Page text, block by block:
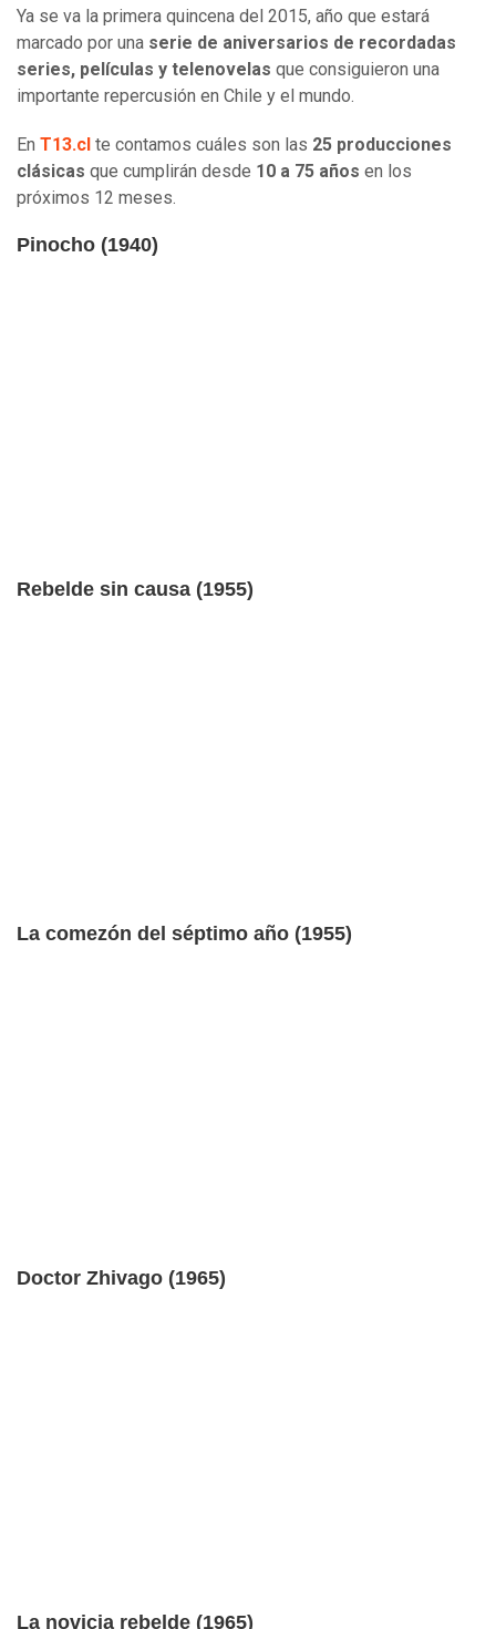
Ya se va la primera quincena del 2015, año que estará
marcado por una serie de aniversarios de recordadas
series, películas y telenovelas que consiguieron una
importante repercusión en Chile y el mundo.
En T13.cl te contamos cuáles son las 25 producciones
clásicas que cumplirán desde 10 a 75 años en los
próximos 12 meses.
Pinocho (1940)
Rebelde sin causa (1955)
La comezón del séptimo año (1955)
Doctor Zhivago (1965)
La novicia rebelde (1965)